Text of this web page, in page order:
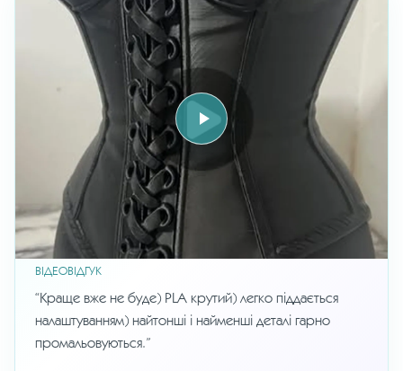
ВІДЕОВІДГУК
“Краще вже не буде) PLA крутий) легко піддається
налаштуванням) найтонші і найменші деталі гарно
промальовуються.”